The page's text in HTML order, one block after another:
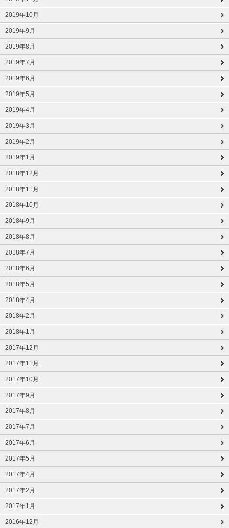
2019年10月
2019年9月
2019年8月
2019年7月
2019年6月
2019年5月
2019年4月
2019年3月
2019年2月
2019年1月
2018年12月
2018年11月
2018年10月
2018年9月
2018年8月
2018年7月
2018年6月
2018年5月
2018年4月
2018年2月
2018年1月
2017年12月
2017年11月
2017年10月
2017年9月
2017年8月
2017年7月
2017年6月
2017年5月
2017年4月
2017年2月
2017年1月
2016年12月